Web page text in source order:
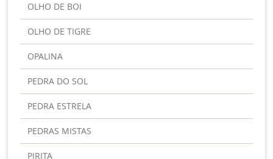
OLHO DE BOI
OLHO DE TIGRE
OPALINA
PEDRA DO SOL
PEDRA ESTRELA
PEDRAS MISTAS
PIRITA